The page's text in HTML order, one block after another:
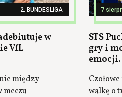
2. BUNDESLIGA
w
VfL
między
meczu
7
STS
gry i
emocji.
walkę o